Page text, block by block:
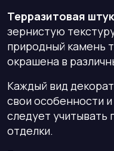
Терразитовая
зернистую
природный камень
окрашена в
Каждый вид
свои особенности
следует учитывать
отделки.